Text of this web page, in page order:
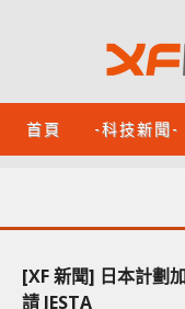
首頁 -科技新聞-
[XF 新聞] 日本計劃
請 JESTA